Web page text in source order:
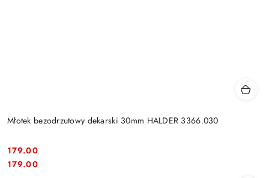
Młotek bezodrzutowy dekarski 30mm HALDER 3366.030
Cena:
179.00
Cena:
179.00